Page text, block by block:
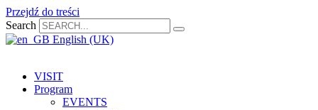
Przejdź do treści
Search
English (UK)
VISIT
Program
EVENTS